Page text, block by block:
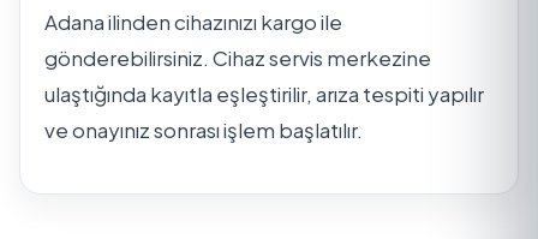
Adana ilinden cihazınızı kargo ile
gönderebilirsiniz. Cihaz servis merkezine
ulaştığında kayıtla eşleştirilir, arıza tespiti yapılır
ve onayınız sonrası işlem başlatılır.